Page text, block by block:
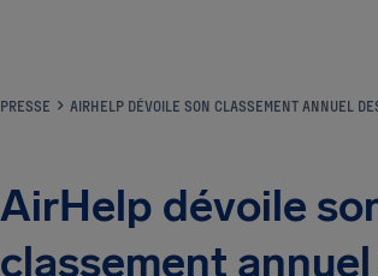
PRESSE
AirHelp dévoile
classement